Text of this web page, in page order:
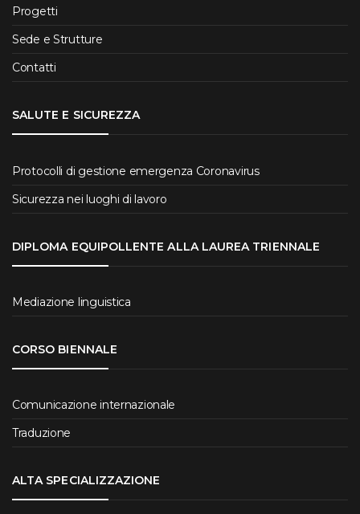
Progetti
Sede e Strutture
Contatti
SALUTE E SICUREZZA
Protocolli di gestione emergenza Coronavirus
Sicurezza nei luoghi di lavoro
DIPLOMA EQUIPOLLENTE ALLA LAUREA TRIENNALE
Mediazione linguistica
CORSO BIENNALE
Comunicazione internazionale
Traduzione
ALTA SPECIALIZZAZIONE